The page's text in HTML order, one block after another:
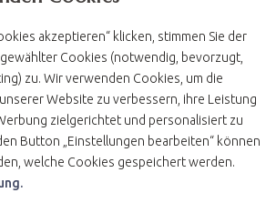
+420 379 793 226
akzeptieren“ klicken, stimmen Sie der
Cookies (notwendig, bevorzugt,
zu. Wir verwenden Cookies, um die
Website zu verbessern, ihre Leistung
zielgerichtet und personalisiert zu
Button „Einstellungen bearbeiten“ können
welche Cookies gespeichert werden.